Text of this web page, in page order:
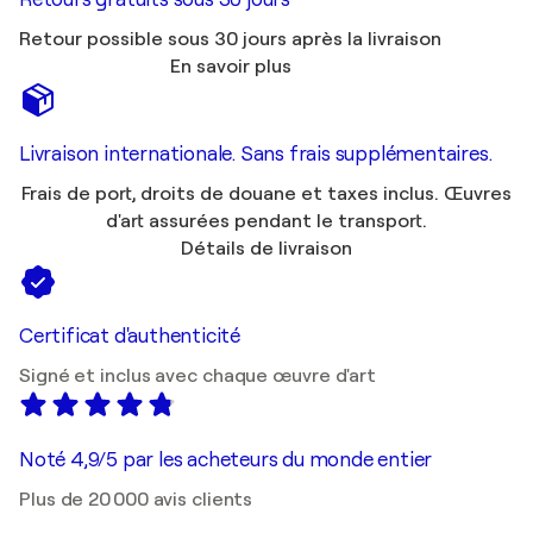
Retour possible sous 30 jours après la livraison
En savoir plus
Livraison internationale. Sans frais supplémentaires.
Frais de port, droits de douane et taxes inclus. Œuvres
d'art assurées pendant le transport.
Détails de livraison
Certificat d'authenticité
Signé et inclus avec chaque œuvre d'art
Noté 4,9/5 par les acheteurs du monde entier
Plus de 20 000 avis clients